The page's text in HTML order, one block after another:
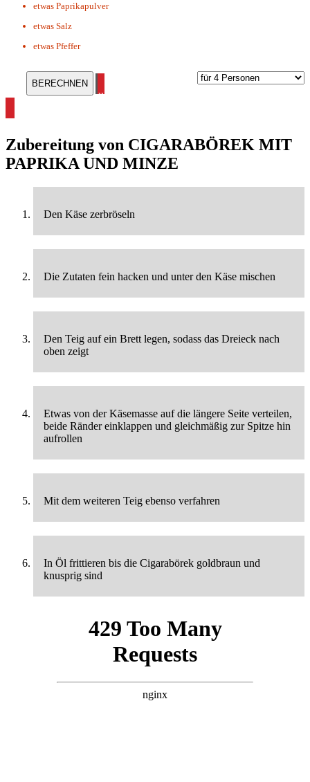
etwas Paprikapulver
etwas Salz
etwas Pfeffer
alle Mediterane Rezepte ansehen
Zubereitung von CIGARABÖREK MIT
PAPRIKA UND MINZE
Den Käse zerbröseln
Die Zutaten fein hacken und unter den Käse mischen
Den Teig auf ein Brett legen, sodass das Dreieck nach
oben zeigt
Etwas von der Käsemasse auf die längere Seite verteilen,
beide Ränder einklappen und gleichmäßig zur Spitze hin
aufrollen
Mit dem weiteren Teig ebenso verfahren
In Öl frittieren bis die Cigarabörek goldbraun und
knusprig sind